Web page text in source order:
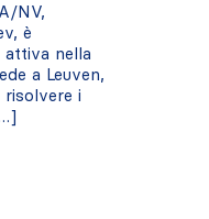
NV,
è
attiva nella
a Leuven,
risolvere i